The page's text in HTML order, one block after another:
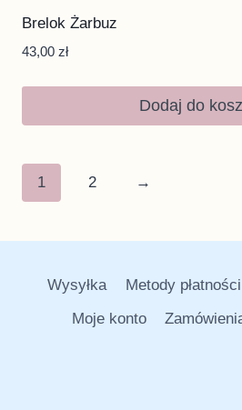
Brelok Żarbuz
43,00 zł
Dodaj do
1 2 →
Wysyłka Metody płatności
Moje konto